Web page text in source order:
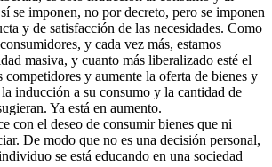
se imponen, no por decreto, pero se imponen
y de satisfacción de las necesidades. Como
y cada vez más, estamos
masiva, y cuanto más liberalizado esté el
competidores y aumente la oferta de bienes y
inducción a su consumo y la cantidad de
Ya está en aumento.
con el deseo de consumir bienes que ni
De modo que no es una decisión personal,
se está educando en una sociedad